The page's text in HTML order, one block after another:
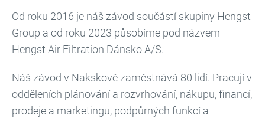
Od roku 2016 je náš závod součástí skupiny Hengst
Group a od roku 2023 působíme pod názvem
Hengst Air Filtration Dánsko A/S.
Náš závod v Nakskově zaměstnává 80 lidí. Pracují v
odděleních plánování a rozvrhování, nákupu, financí,
prodeje a marketingu, podpůrných funkcí a